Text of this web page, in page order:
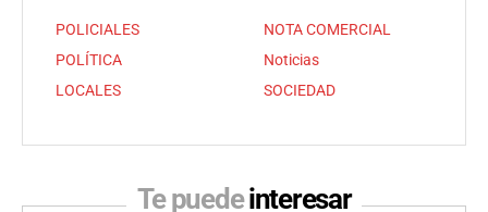
POLICIALES
POLÍTICA
LOCALES
NOTA COMERCIAL
Noticias
SOCIEDAD
Te puedeinteresar